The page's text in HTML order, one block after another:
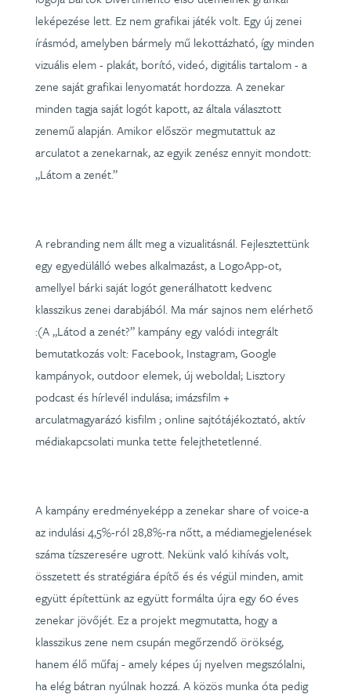
leképezése lett. Ez nem grafikai játék volt. Egy új zenei
írásmód, amelyben bármely mű lekottázható, így minden
vizuális elem - plakát, borító, videó, digitális tartalom - a
zene saját grafikai lenyomatát hordozza. A zenekar
minden tagja saját logót kapott, az általa választott
zenemű alapján. Amikor először megmutattuk az
arculatot a zenekarnak, az egyik zenész ennyit mondott:
„Látom a zenét.”
A rebranding nem állt meg a vizualitásnál. Fejlesztettünk
egy egyedülálló webes alkalmazást, a LogoApp-ot,
amellyel bárki saját logót generálhatott kedvenc
klasszikus zenei darabjából. Ma már sajnos nem elérhető
:(A „Látod a zenét?” kampány egy valódi integrált
bemutatkozás volt: Facebook, Instagram, Google
kampányok, outdoor elemek, új weboldal; Lisztory
podcast és hírlevél indulása; imázsfilm +
arculatmagyarázó kisfilm ; online sajtótájékoztató, aktív
médiakapcsolati munka tette felejthetetlenné.
A kampány eredményeképp a zenekar share of voice-a
az indulási 4,5%-ról 28,8%-ra nőtt, a médiamegjelenések
száma tízszeresére ugrott. Nekünk való kihívás volt,
összetett és stratégiára építő és és végül minden, amit
együtt építettünk az együtt formálta újra egy 60 éves
zenekar jövőjét. Ez a projekt megmutatta, hogy a
klasszikus zene nem csupán megőrzendő örökség,
hanem élő műfaj - amely képes új nyelven megszólalni,
ha elég bátran nyúlnak hozzá. A közös munka óta pedig